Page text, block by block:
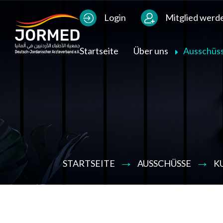
Users Menu
Login Mitglied
Main navigation
Startseite Über uns
STARTSEITE AUSSCHÜSSE